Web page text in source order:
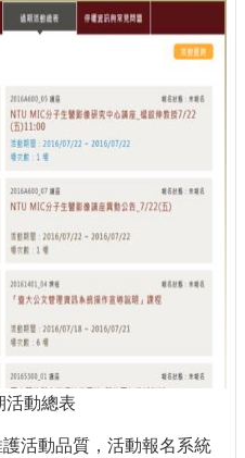
活動總表
活動品質，活動報名系統